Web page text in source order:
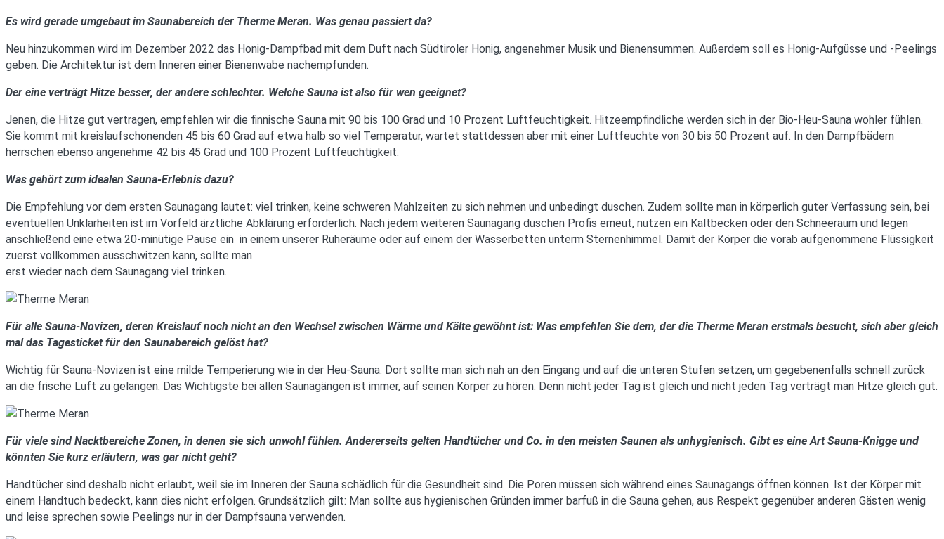
Es wird gerade umgebaut im Saunabereich der Therme Meran. Was genau passiert da?
Neu hinzukommen wird im Dezember 2022 das Honig-Dampfbad mit dem Duft nach Südtiroler Honig, angenehmer Musik und Bienensummen. Außerdem soll es Honig-Aufgüsse und -Peelings
geben. Die Architektur ist dem Inneren einer Bienenwabe nachempfunden.
Der eine verträgt Hitze besser, der andere schlechter. Welche Sauna ist also für wen geeignet?
Jenen, die Hitze gut vertragen, empfehlen wir die finnische Sauna mit 90 bis 100 Grad und 10 Prozent Luftfeuchtigkeit. Hitzeempfindliche werden sich in der Bio-Heu-Sauna wohler fühlen.
Sie kommt mit kreislaufschonenden 45 bis 60 Grad auf etwa halb so viel Temperatur, wartet stattdessen aber mit einer Luftfeuchte von 30 bis 50 Prozent auf. In den Dampfbädern
herrschen ebenso angenehme 42 bis 45 Grad und 100 Prozent Luftfeuchtigkeit.
Was gehört zum idealen Sauna-Erlebnis dazu?
Die Empfehlung vor dem ersten Saunagang lautet: viel trinken, keine schweren Mahlzeiten zu sich nehmen und unbedingt duschen. Zudem sollte man in körperlich guter Verfassung sein, bei
eventuellen Unklarheiten ist im Vorfeld ärztliche Abklärung erforderlich. Nach jedem weiteren Saunagang duschen Profis erneut, nutzen ein Kaltbecken oder den Schneeraum und legen
anschließend eine etwa 20-minütige Pause ein  in einem unserer Ruheräume oder auf einem der Wasserbetten unterm Sternenhimmel. Damit der Körper die vorab aufgenommene Flüssigkeit
zuerst vollkommen ausschwitzen kann, sollte man
erst wieder nach dem Saunagang viel trinken.
Für alle Sauna-Novizen, deren Kreislauf noch nicht an den Wechsel zwischen Wärme und Kälte gewöhnt ist: Was empfehlen Sie dem, der die Therme Meran erstmals besucht, sich aber gleich
mal das Tagesticket für den Saunabereich gelöst hat?
Wichtig für Sauna-Novizen ist eine milde Temperierung wie in der Heu-Sauna. Dort sollte man sich nah an den Eingang und auf die unteren Stufen setzen, um gegebenenfalls schnell zurück
an die frische Luft zu gelangen. Das Wichtigste bei allen Saunagängen ist immer, auf seinen Körper zu hören. Denn nicht jeder Tag ist gleich und nicht jeden Tag verträgt man Hitze gleich gut.
Für viele sind Nacktbereiche Zonen, in denen sie sich unwohl fühlen. Andererseits gelten Handtücher und Co. in den meisten Saunen als unhygienisch. Gibt es eine Art Sauna-Knigge und
könnten Sie kurz erläutern, was gar nicht geht?
Handtücher sind deshalb nicht erlaubt, weil sie im Inneren der Sauna schädlich für die Gesundheit sind. Die Poren müssen sich während eines Saunagangs öffnen können. Ist der Körper mit
einem Handtuch bedeckt, kann dies nicht erfolgen. Grundsätzlich gilt: Man sollte aus hygienischen Gründen immer barfuß in die Sauna gehen, aus Respekt gegenüber anderen Gästen wenig
und leise sprechen sowie Peelings nur in der Dampfsauna verwenden.